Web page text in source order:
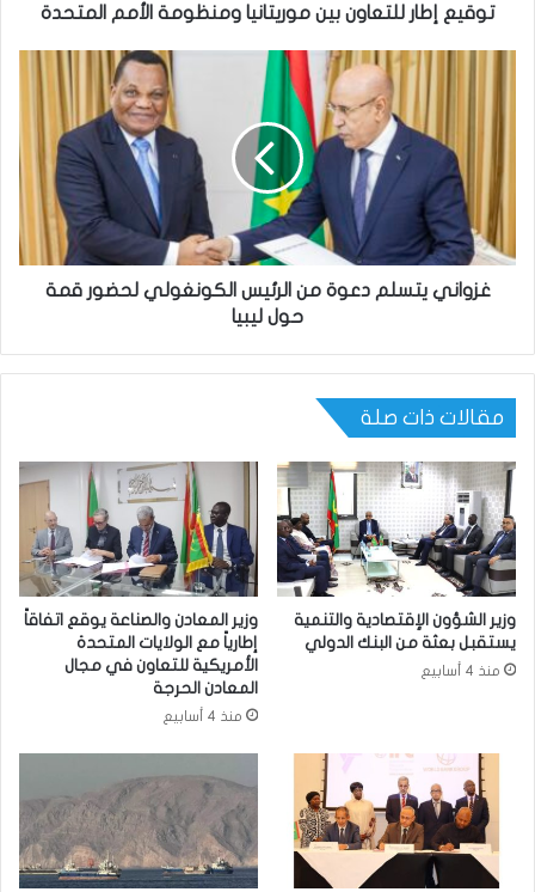
توقيع إطار للتعاون بين موريتانيا ومنظومة الأمم المتحدة
غزواني يتسلم دعوة من الرئيس الكونغولي لحضور قمة
حول ليبيا
مقالات ذات صلة
وزير الشؤون الإقتصادية والتنمية
يستقبل بعثة من البنك الدولي
منذ 4 أسابيع
وزير المعادن والصناعة يوقع اتفاقاً
إطارياً مع الولايات المتحدة
الأمريكية للتعاون في مجال
المعادن الحرجة
منذ 4 أسابيع